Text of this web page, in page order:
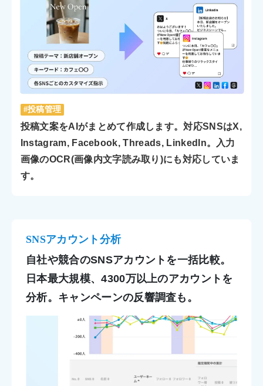
#投稿管理
投稿文案をAIがまとめて作成します。対応SNSはX,
Instagram, Facebook, Threads, LinkedIn。入力
画像のOCR(画像内文字読み取り)にも対応していま
す。
SNSアカウント分析
自社や競合のSNSアカウントを一括比較。
日本最大規模、4300万以上のアカウントを
分析。 キャンペーンの反響調査も。